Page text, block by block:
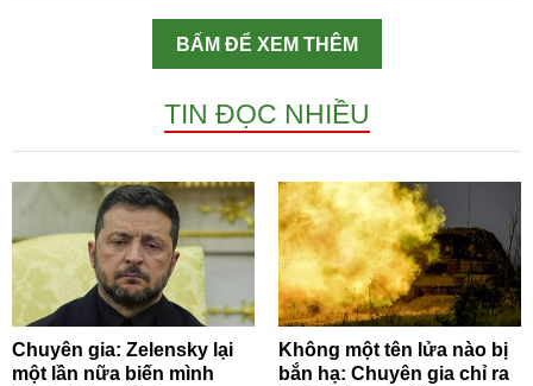
BẤM ĐỂ XEM THÊM
TIN ĐỌC NHIỀU
Chuyên gia: Zelensky lại
một lần nữa biến mình
Không một tên lửa nào bị
bắn hạ: Chuyên gia chỉ ra